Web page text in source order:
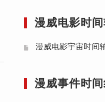
漫威电影时
漫威电影宇宙时间
漫威事件时